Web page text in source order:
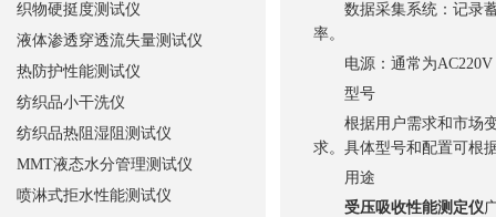
数据采集系统：记录蓄
率。
电源：通常为AC220V
型号
根据用户需求和市场变
求。具体型号和配置可根
用途
受压吸收性能测定仪
织物硬挺度测试仪
液体渗透穿透流失量测试仪
热防护性能测试仪
纺织品小干洗仪
纺织品热阻湿阻测试仪
MMT液态水分管理测试仪
喷淋式拒水性能测试仪